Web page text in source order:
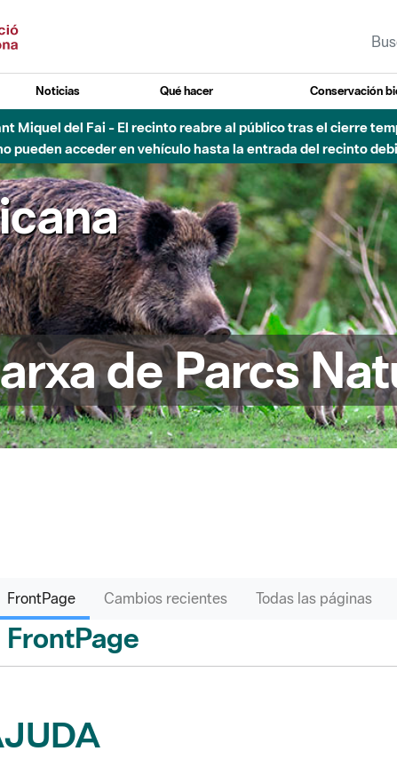
Noticias Qué hacer Conservación
Miquel del Fai - El recinto reabre al público tras el cierre
pueden acceder en vehículo hasta la entrada del recinto
de Parcs
FrontPage Cambios recientes Todas las páginas
FrontPage